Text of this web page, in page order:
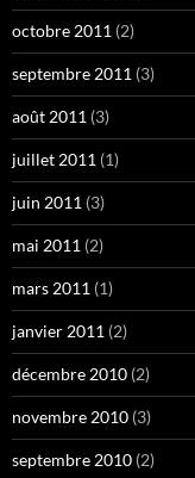
octobre 2011 (2)
septembre 2011 (3)
août 2011 (3)
juillet 2011 (1)
juin 2011 (3)
mai 2011 (2)
mars 2011 (1)
janvier 2011 (2)
décembre 2010 (2)
novembre 2010 (3)
septembre 2010 (2)